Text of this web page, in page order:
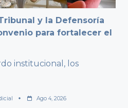
y la Defensoría
para fortalecer el
institucional, los
Ago 4, 2026